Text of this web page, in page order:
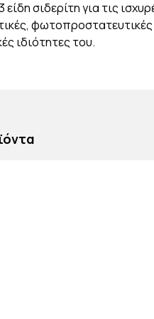
σιδερίτη για τις
φωτοπροστατευτικές
ιδιότητες του.